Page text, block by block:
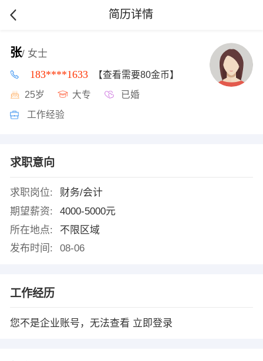
简历详情
张/ 女士
183****1633 【查看需要80金币】
25岁 大专 已婚
工作经验
求职意向
求职岗位:
财务/会计
期望薪资:
4000-5000元
所在地点:
不限区域
发布时间:
08-06
工作经历
您不是企业账号，无法查看 立即登录